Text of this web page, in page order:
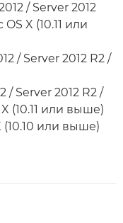
/ Server 2012
X (10.11 или
/ Server 2012 R2 /
/ Server 2012 R2 /
(10.11 или выше)
(10.10 или выше)